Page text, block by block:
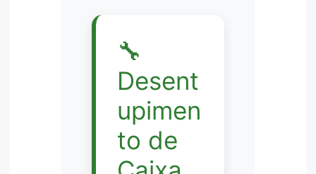
🔧
Desent
upimen
to de